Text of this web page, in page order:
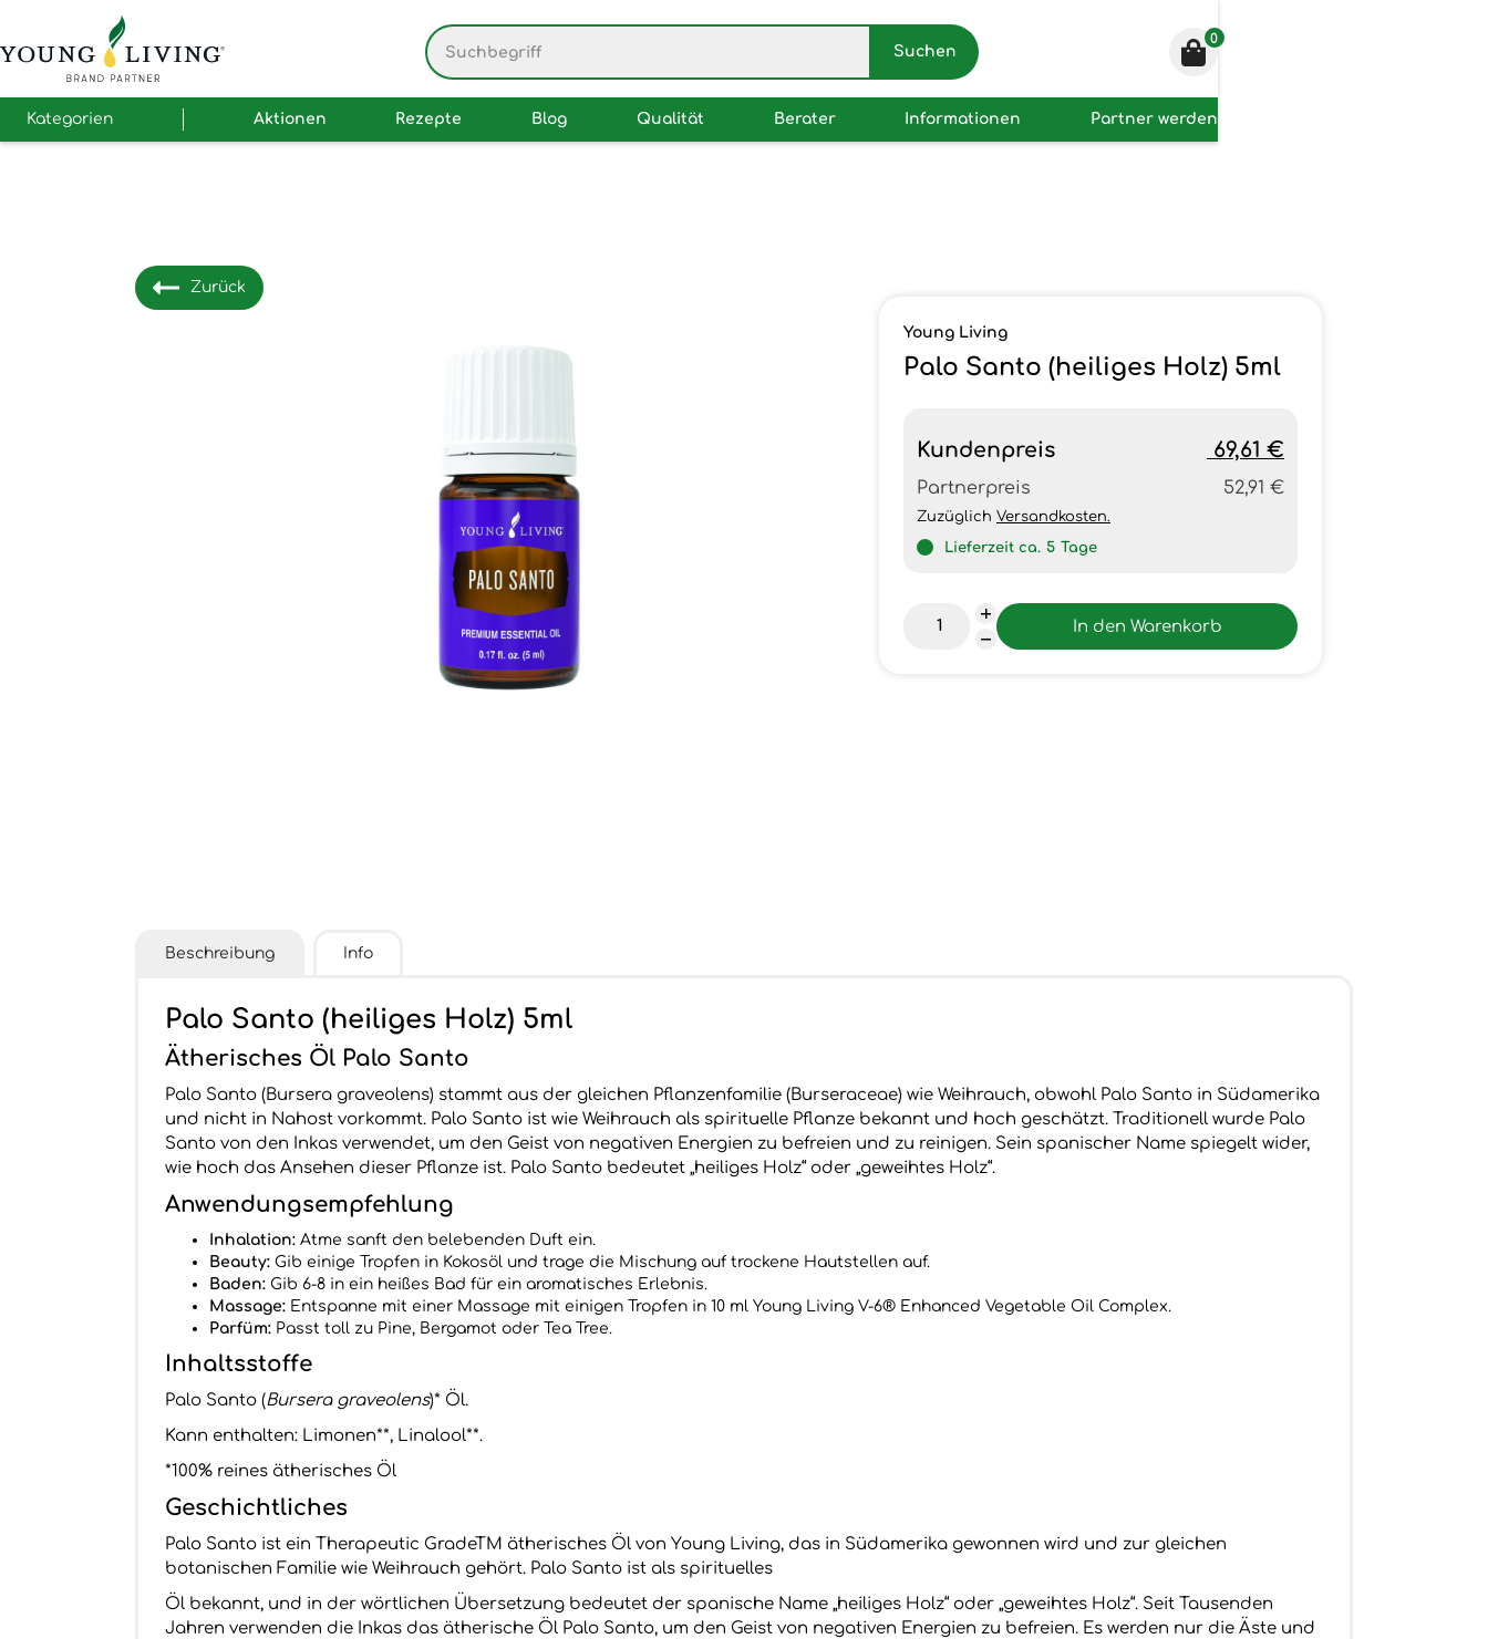
0
Kategorien Aktionen Rezepte Blog Qualität Berater Informationen Partner werden
Young Living
Palo Santo (heiliges Holz) 5ml
Kundenpreis 69,61 €
Partnerpreis 52,91 €
Zuzüglich Versandkosten.
Lieferzeit ca. 5 Tage
Zurück
Beschreibung Info
Palo Santo (heiliges Holz) 5ml
Ätherisches Öl Palo Santo
Palo Santo (Bursera graveolens) stammt aus der gleichen Pflanzenfamilie (Burseraceae) wie Weihrauch, obwohl Palo Santo in Südamerika
und nicht in Nahost vorkommt. Palo Santo ist wie Weihrauch als spirituelle Pflanze bekannt und hoch geschätzt. Traditionell wurde Palo
Santo von den Inkas verwendet, um den Geist von negativen Energien zu befreien und zu reinigen. Sein spanischer Name spiegelt wider,
wie hoch das Ansehen dieser Pflanze ist. Palo Santo bedeutet „heiliges Holz“ oder „geweihtes Holz“.
Anwendungsempfehlung
Inhalation: Atme sanft den belebenden Duft ein.
Beauty: Gib einige Tropfen in Kokosöl und trage die Mischung auf trockene Hautstellen auf.
Baden: Gib 6-8 in ein heißes Bad für ein aromatisches Erlebnis.
Massage: Entspanne mit einer Massage mit einigen Tropfen in 10 ml Young Living V-6® Enhanced Vegetable Oil Complex.
Parfüm: Passt toll zu Pine, Bergamot oder Tea Tree.
Inhaltsstoffe
Palo Santo (Bursera graveolens)* Öl.
Kann enthalten: Limonen**, Linalool**.
*100% reines ätherisches Öl
Geschichtliches
Palo Santo ist ein Therapeutic GradeTM ätherisches Öl von Young Living, das in Südamerika gewonnen wird und zur gleichen
botanischen Familie wie Weihrauch gehört. Palo Santo ist als spirituelles
Öl bekannt, und in der wörtlichen Übersetzung bedeutet der spanische Name „heiliges Holz“ oder „geweihtes Holz“. Seit Tausenden
Jahren verwenden die Inkas das ätherische Öl Palo Santo, um den Geist von negativen Energien zu befreien. Es werden nur die Äste und